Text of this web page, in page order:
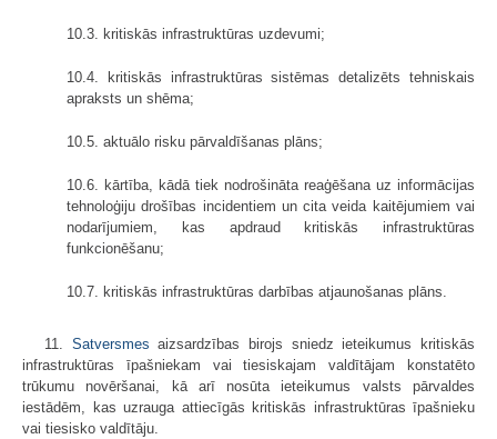
10.3. kritiskās infrastruktūras uzdevumi;
10.4. kritiskās infrastruktūras sistēmas detalizēts tehniskais
apraksts un shēma;
10.5. aktuālo risku pārvaldīšanas plāns;
10.6. kārtība, kādā tiek nodrošināta reaģēšana uz informācijas
tehnoloģiju drošības incidentiem un cita veida kaitējumiem vai
nodarījumiem, kas apdraud kritiskās infrastruktūras
funkcionēšanu;
10.7. kritiskās infrastruktūras darbības atjaunošanas plāns.
11. Satversmes aizsardzības birojs sniedz ieteikumus kritiskās
infrastruktūras īpašniekam vai tiesiskajam valdītājam konstatēto
trūkumu novēršanai, kā arī nosūta ieteikumus valsts pārvaldes
iestādēm, kas uzrauga attiecīgās kritiskās infrastruktūras īpašnieku
vai tiesisko valdītāju.